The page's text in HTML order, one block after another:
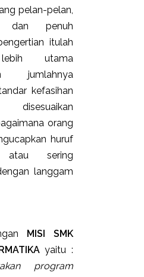
pelan-pelan,
dan penuh
itulah
utama
jumlahnya
kefasihan
disesuaikan
orang
huruf
atau sering
langgam
MISI SMK
yaitu :
program